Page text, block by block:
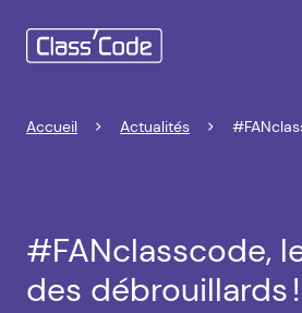
Accueil Actualités
#FANclasscode,
des débrouillards !